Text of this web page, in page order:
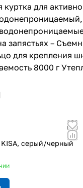
для
запястьях –
для крепления
8000 г
серый/черный